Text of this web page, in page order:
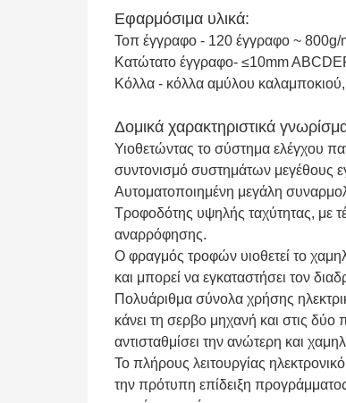
Εφαρμόσιμα υλικά:
Τοπ έγγραφο - 120 έγγραφο ~ 800g/
Κατώτατο έγγραφο- ≤10mm
Κόλλα - κόλλα αμύλου
Δομικά χαρακτηριστικά
Υιοθετώντας το σύστημα ελέγχου
συντονισμό συστημάτων μεγέθους
Αυτοματοποιημένη μεγάλη
Τροφοδότης υψηλής ταχύτητας, με
αναρρόφησης.
Ο φραγμός τροφών υιοθετεί το
και μπορεί να εγκαταστήσει τον
Πολυάριθμα σύνολα χρήσης
κάνει τη σερβο μηχανή και στις
αντισταθμίσει την ανώτερη και
Το πλήρους λειτουργίας
την πρότυπη επίδειξη